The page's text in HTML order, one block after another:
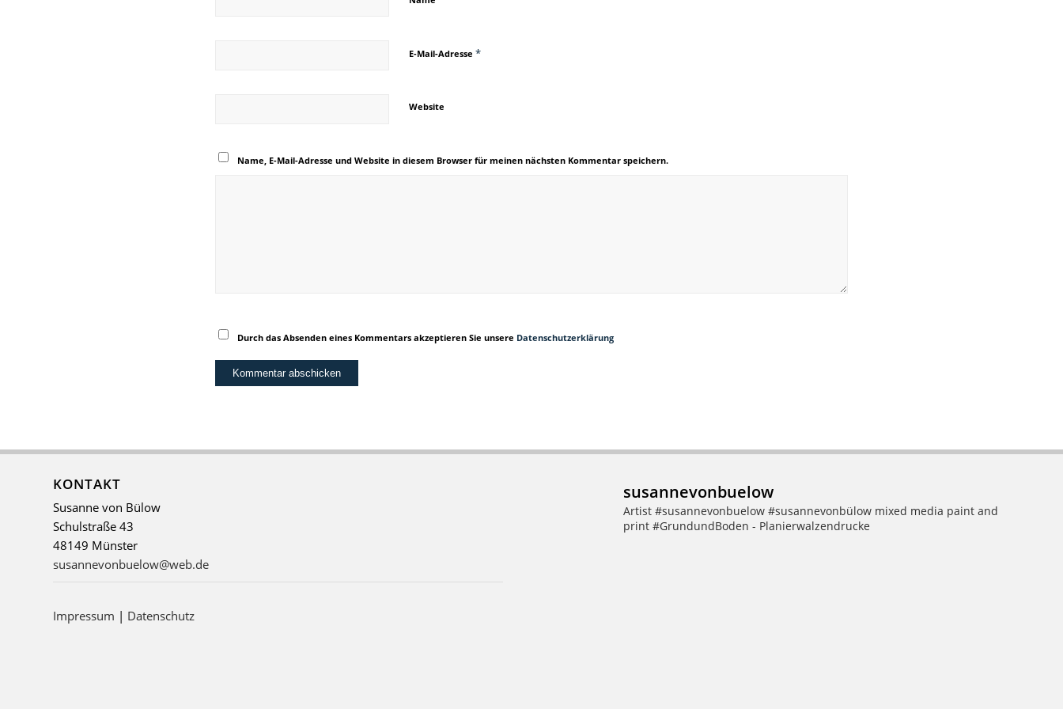
E-Mail-Adresse *
Website
Name, E-Mail-Adresse und Website in diesem Browser für meinen nächsten Kommentar speichern.
Durch das Absenden eines Kommentars akzeptieren Sie unsere Datenschutzerklärung
KONTAKT
Susanne von Bülow
Schulstraße 43
48149 Münster
susannevonbuelow@web.de
Impressum | Datenschutz
susannevonbuelow
Artist #susannevonbuelow #susannevonbülow mixed media paint and
print#GrundundBoden - Planierwalzendrucke